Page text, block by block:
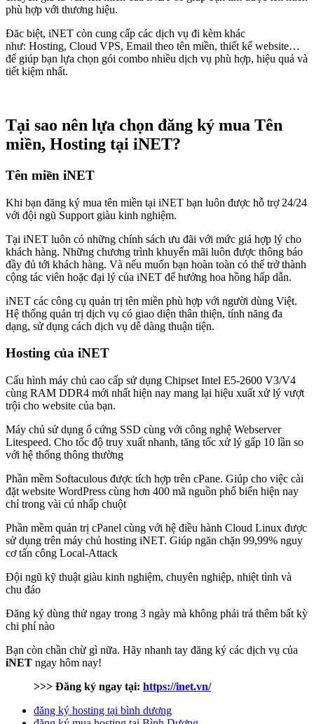
phù hợp với thương hiệu.
Đăc biệt, iNET còn cung cấp các dịch vụ đi kèm khác
như: Hosting, Cloud VPS, Email theo tên miền, thiết kế website…
để giúp bạn lựa chọn gói combo nhiều dịch vụ phù hợp, hiệu quả và
tiết kiệm nhất.
Tại sao nên lựa chọn đăng ký mua Tên
miền, Hosting tại iNET?
Tên miền iNET
Khi bạn đăng ký mua tên miền tại iNET bạn luôn được hỗ trợ 24/24
với đội ngũ Support giàu kinh nghiệm.
Tại iNET luôn có những chính sách ưu đãi với mức giá hợp lý cho
khách hàng. Những chương trình khuyến mãi luôn được thông báo
đầy đủ tới khách hàng. Và nếu muốn bạn hoàn toàn có thể trở thành
cộng tác viên hoặc đại lý của iNET để hưởng hoa hồng hấp dẫn.
iNET các công cụ quản trị tên miền phù hợp với người dùng Việt.
Hệ thống quản trị dịch vụ có giao diện thân thiện, tính năng đa
dạng, sử dụng cách dịch vụ dễ dàng thuận tiện.
Hosting của iNET
Cấu hình máy chủ cao cấp sử dụng Chipset Intel E5-2600 V3/V4
cùng RAM DDR4 mới nhất hiện nay mang lại hiệu xuất xử lý vượt
trội cho website của bạn.
Máy chủ sử dụng ổ cứng SSD cùng với công nghệ Webserver
Litespeed. Cho tốc độ truy xuất nhanh, tăng tốc xử lý gấp 10 lần so
với hệ thống thông thường
Phần mềm Softaculous được tích hợp trên cPane. Giúp cho việc cài
đặt website WordPress cùng hơn 400 mã nguồn phổ biến hiện nay
chỉ trong vài cú nhấp chuột
Phần mềm quản trị cPanel cùng với hệ điều hành Cloud Linux được
sử dụng trên máy chủ hosting iNET. Giúp ngăn chặn 99,99% nguy
cơ tấn công Local-Attack
Đội ngũ kỹ thuật giàu kinh nghiệm, chuyên nghiệp, nhiệt tình và
chu đáo
Đăng ký dùng thử ngay trong 3 ngày mà không phải trả thêm bất kỳ
chi phí nào
Bạn còn chần chừ gì nữa. Hãy nhanh tay đăng ký các dịch vụ của
iNET ngay hôm nay!
>>> Đăng ký ngay tại: https://inet.vn/
đăng ký hosting tại bình dương